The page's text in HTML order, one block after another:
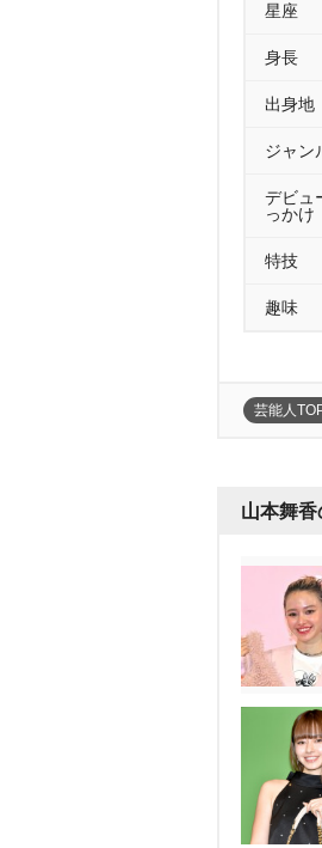
星座
身長
出身地
ジャン
デビュ
っかけ
特技
趣味
芸能人
山本舞香